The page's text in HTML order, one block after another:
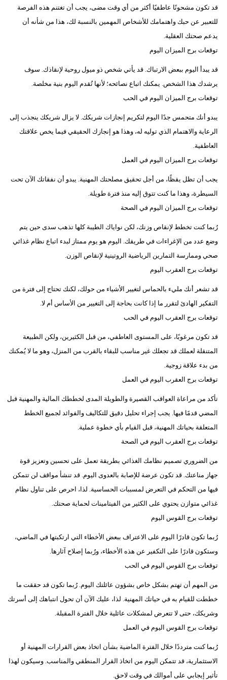
قد تكون مشحونًا عاطفيًا أكثر من أي وقت مضى، يجب أن تغتنم هذه الفرصة
للتعبير عن حبك واهتمامك للأشخاص المهمين بالنسبة لك، هذا من شأنه أن
يدعم صحتك العقلية.
توقعات برج الميزان اليوم
قد يبدأ اليوم ببعض الارتباك. قد يأتي شخص ذو ميول روحية لإنقاذك. سوف
يرشدك هذا الشخص. يمكنك اتباع نصائحه؛ لأنها تُقدم اليوم بنية مخلصة.
توقعات برج الميزان اليوم في الحب
يبدو أنك متحمس جدًا اليوم لتكريم إنجازات شريكك. لا يزال شريكك ينجذب إلى
الرعاية والاهتمام الذي توليه له، وهذا هو إنجازك الحقيقي فيما يخص علاقتك
العاطفية.
توقعات برج الميزان اليوم في العمل
يجب أن تظل يقظًا، من أجل تحقيق مصلحتك المهنية. يبدو أن نفقاتك الآن تحت
السيطرة، وهذا ما كنت تتوق إليه منذ فترة طويلة.
توقعات برج الميزان اليوم في الصحة
رُبما كنت تخطط لإنقاص وزنك، لكن نواياك الطيبة كلها تذهب سدى حين يتم
وضع عدد من الإغراءات في طريقك. اليوم هو يوم ممتاز لبدء اتباع نظام غذائي
صحي وممارسة التمارين الرياضية الروتينية لإنقاص الوزن.
توقعات برج العقرب اليوم
قد تشعر أنك مليء بالحماس لتغيير الأشياء من حولك، لكنك تحتاج إلى فترة من
التفكير الهادئ لتقرر ما إذا كانت بحاجة إلى التغيير من الأساس أم لا.
توقعات برج العقرب اليوم في الحب
قد تكون مرغوبًا، على المستوى العاطفي، من قبل الكثيرين، ولكن الطبيعة
المتنقلة لعملك قد تجعلك غير مناسب للبقاء بالقرب من المنزل، وهو ما لا يُمكنك
من بدء علاقة زوجية.
توقعات برج العقرب اليوم في العمل
تأكد من مراعاة العواقب القصيرة والطويلة المدى لخططك المالية والمهنية قبل
المضي قدمًا فيها. يجب إجراء تحليل دقيق للتكاليف والفوائد لجميع الخطط
المتعلقة بحياتك المهنية، قبل القيام بأي خطوة عملية.
توقعات برج العقرب اليوم في الصحة
من الضروري تصميم نظامك الغذائي بطريقة تعمل على تحسين وتعزيز قوة
جهاز مناعتك. قد تكون عرضة للإصابة بالعدوى اليوم. قد تنشأ مواقف لن تتمكن
فيها من التحكم في التعرض لمسببات الحساسية. لذا، احرص على تناول نظام
غذائي متوازن يحتوي على الكثير من الفيتامينات لحماية صحتك.
توقعات برج القوس اليوم
رُبما تكون قادرًا اليوم على الاعتراف ببعض الأخطاء التي ارتكبتها في الماضي،
وستكون قادرًا على التكفير عن هذه الأخطاء، ورُبما إصلاح آثارها.
توقعات برج القوس اليوم في الحب
من المهم أن تهتم بشكل خاص بشؤون عائلتك اليوم. رُبما تكون قد حققت ما
خططت للقيام به في حياتك المهنية. لذا، عليك الآن أن تحول انتباهك إلى أسرتك
وشريكك، حتى لا تتعرض لمشكلات عائلية خلال الفترة المقبلة.
توقعات برج القوس اليوم في العمل
رُبما كنت مترددًا خلال الفترة الماضية بشأن اتخاذ بعض القرارات المهنية أو
الاستثمارية، قد تتمكن اليوم من اتخاذ القرار المنطقي والمناسب. وسيكون لهذا
تأثير إيجابي على أموالك في وقت لاحق.